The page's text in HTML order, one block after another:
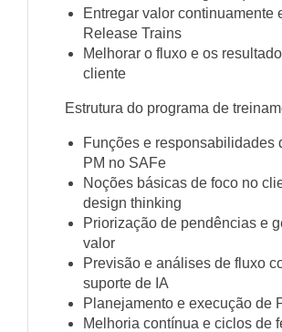
Entregar valor continuamente
Release Trains
Melhorar o fluxo e os
cliente
Estrutura do programa de
Funções e responsabilidades
PM no SAFe
Noções básicas de foco no
design thinking
Priorização de pendências e
valor
Previsão e análises de fluxo
suporte de IA
Planejamento e execução de
Melhoria contínua e ciclos de